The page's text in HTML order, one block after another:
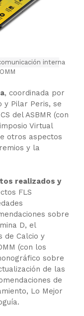
interna
, coordinada por
y Pilar Peris, se
del ASBMR (con
Virtual
otros aspectos
y la
realizados y
FLS
sobre
D, el
de Calcio y
(con los
sobre
de las
de
Lo Mejor